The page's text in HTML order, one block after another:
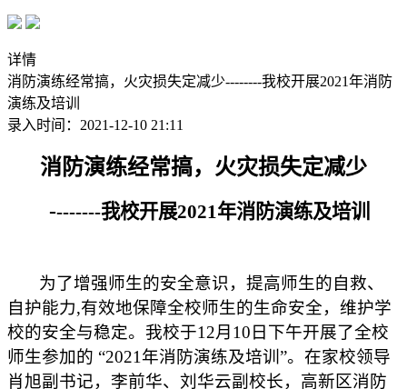
详情
消防演练经常搞，火灾损失定减少--------我校开展2021年消防
演练及培训
录入时间：2021-12-10 21:11
消防演练经常搞，火灾损失定减少
--------我校开展2021年消防演练及培训
为了增强师生的安全意识，提高师生的自救、
自护能力,有效地保障全校师生的生命安全，维护学
校的安全与稳定。我校于12月10日下午开展了全校
师生参加的 “2021年消防演练及培训”。在家校领导
肖旭副书记，李前华、刘华云副校长，高新区消防